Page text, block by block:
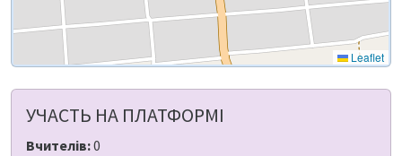
Leaflet
УЧАСТЬ НА ПЛАТФОРМІ
Вчителів:0